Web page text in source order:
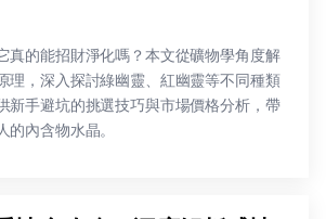
真的能招財淨化嗎？本文從礦物學角度解
理，深入探討綠幽靈、紅幽靈等不同種類
新手避坑的挑選技巧與市場價格分析，帶
的內含物水晶。